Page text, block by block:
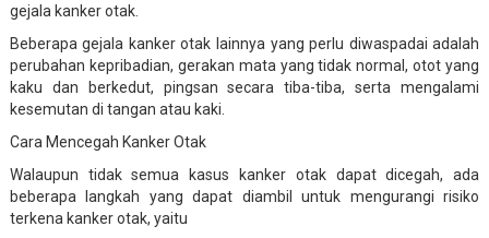
gejala kanker otak.
Beberapa gejala kanker otak lainnya yang perlu diwaspadai adalah
perubahan kepribadian, gerakan mata yang tidak normal, otot yang
kaku dan berkedut, pingsan secara tiba-tiba, serta mengalami
kesemutan di tangan atau kaki.
Cara Mencegah Kanker Otak
Walaupun tidak semua kasus kanker otak dapat dicegah, ada
beberapa langkah yang dapat diambil untuk mengurangi risiko
terkena kanker otak, yaitu